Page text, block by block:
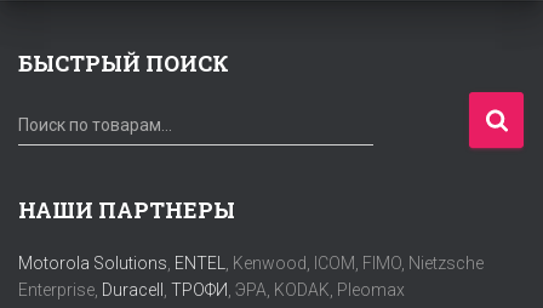
БЫСТРЫЙ ПОИСК
И
с
т
:
Поиск по товарам…
НАШИ ПАРТНЕРЫ
Motorola Solutions ENTEL
, Kenwood, ICOM, FIMO, Nietzsche
Enterprise, Duracell ТРОФИ , ЭРА, KODAK, Pleomax